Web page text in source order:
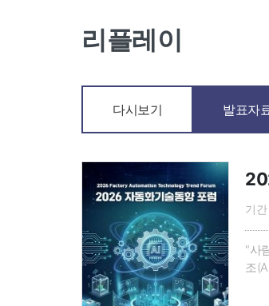
리플레이
다시보기 발표자
기
"사
조